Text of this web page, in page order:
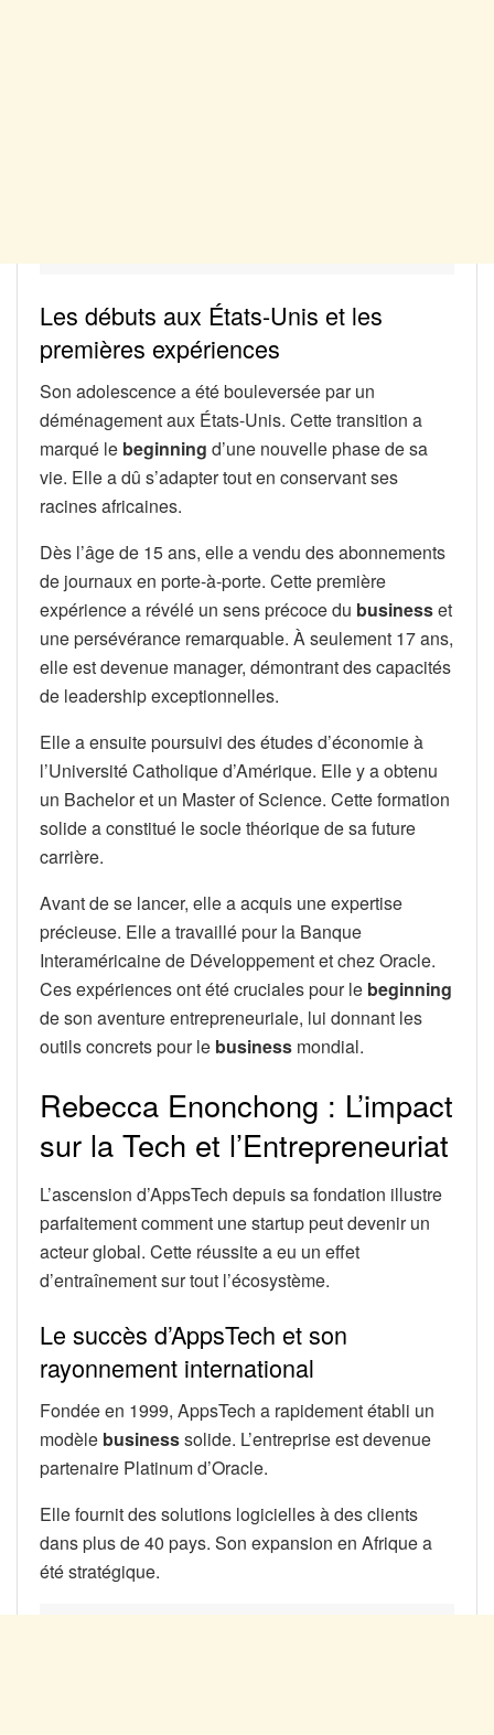
Les débuts aux États-Unis et les
premières expériences
Son adolescence a été bouleversée par un
déménagement aux États-Unis. Cette transition a
marqué le beginning d’une nouvelle phase de sa
vie. Elle a dû s’adapter tout en conservant ses
racines africaines.
Dès l’âge de 15 ans, elle a vendu des abonnements
de journaux en porte-à-porte. Cette première
expérience a révélé un sens précoce du businesset
une persévérance remarquable. À seulement 17 ans,
elle est devenue manager, démontrant des capacités
de leadership exceptionnelles.
Elle a ensuite poursuivi des études d’économie à
l’Université Catholique d’Amérique. Elle y a obtenu
un Bachelor et un Master of Science. Cette formation
solide a constitué le socle théorique de sa future
carrière.
Avant de se lancer, elle a acquis une expertise
précieuse. Elle a travaillé pour la Banque
Interaméricaine de Développement et chez Oracle.
Ces expériences ont été cruciales pour le beginning
de son aventure entrepreneuriale, lui donnant les
outils concrets pour le business mondial.
Rebecca Enonchong : L’impact
sur la Tech et l’Entrepreneuriat
L’ascension d’AppsTech depuis sa fondation illustre
parfaitement comment une startup peut devenir un
acteur global. Cette réussite a eu un effet
d’entraînement sur tout l’écosystème.
Le succès d’AppsTech et son
rayonnement international
Fondée en 1999, AppsTech a rapidement établi un
modèle businesssolide. L’entreprise est devenue
partenaire Platinum d’Oracle.
Elle fournit des solutions logicielles à des clients
dans plus de 40 pays. Son expansion en Afrique a
été stratégique.